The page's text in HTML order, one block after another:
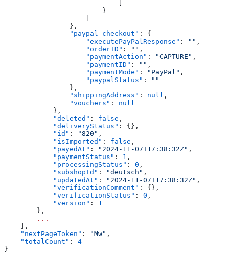
                        }
                },
                "paypal-checkout"
: {
                    "executePayPalResponse"
: "" ,
                    "orderID"
: "" ,
                    "paymentAction"
: "CAPTURE" ,
                    "paymentID"
: "" ,
                    "paymentMode"
: "PayPal" ,
                    "paypalStatus"
:
""
                },
                "shippingAddress"
: null ,
                "vouchers"
: null
            },
            "deleted"
: false ,
            "deliveryStatus"
: {},
            "id"
: "820" ,
            "isImported"
: false ,
            "payedAt"
: "2024-11-07T17:38:32Z" ,
            "paymentStatus"
: 1 ,
            "processingStatus"
: 0 ,
            "subshopId"
: "deutsch" ,
            "updatedAt"
: "2024-11-07T17:38:32Z" ,
            "verificationComment"
: {},
            "verificationStatus"
: 0 ,
            "version"
: 1
        },
        ...
    ],
    "nextPageToken"
: "Mw" ,
    "totalCount"
: 4
}